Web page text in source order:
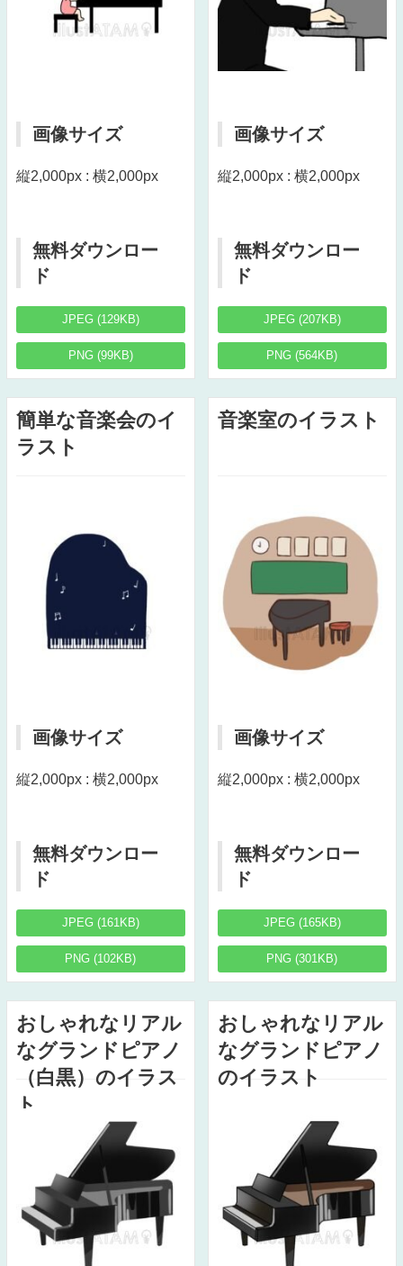
画像サイズ
縦2,000px : 横2,000px
無料ダウンロー
ド
JPEG (129KB)
PNG (99KB)
画像サイズ
縦2,000px : 横2,000px
無料ダウンロー
ド
JPEG (207KB)
PNG (564KB)
簡単な音楽会のイ
ラスト
画像サイズ
縦2,000px : 横2,000px
無料ダウンロー
ド
JPEG (161KB)
PNG (102KB)
音楽室のイラスト
画像サイズ
縦2,000px : 横2,000px
無料ダウンロー
ド
JPEG (165KB)
PNG (301KB)
おしゃれなリアル
なグランドピアノ
（白黒）のイラス
ト
おしゃれなリアル
なグランドピアノ
のイラスト